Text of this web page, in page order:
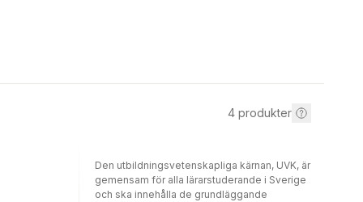
4 produkter
Den utbildningsvetenskapliga kärnan, UVK, är
gemensam för alla lärarstuderande i Sverige
och ska innehålla de grundläggande